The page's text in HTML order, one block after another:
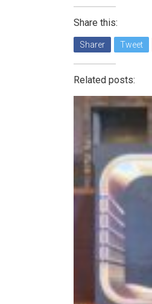
Share this:
Sharer Tweet
Related posts: